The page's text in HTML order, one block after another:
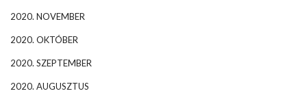
2020. NOVEMBER
2020. OKTÓBER
2020. SZEPTEMBER
2020. AUGUSZTUS